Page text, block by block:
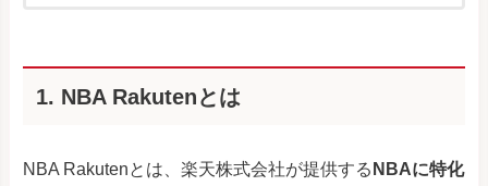
1. NBA Rakutenとは
NBA Rakutenとは、楽天株式会社が提供する NBAに特化